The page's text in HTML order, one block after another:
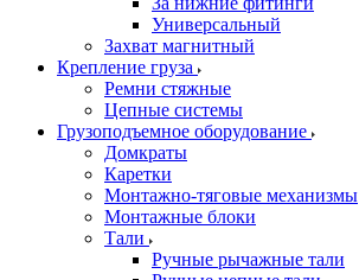
Универсальный
Захват магнитный
Крепление груза
Ремни стяжные
Цепные системы
Грузоподъемное оборудование
Домкраты
Каретки
Монтажно-тяговые механизмы
Монтажные блоки
Тали
Ручные рычажные тали